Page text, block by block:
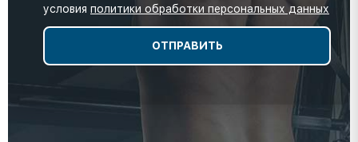
условия политики обработки персональных данных